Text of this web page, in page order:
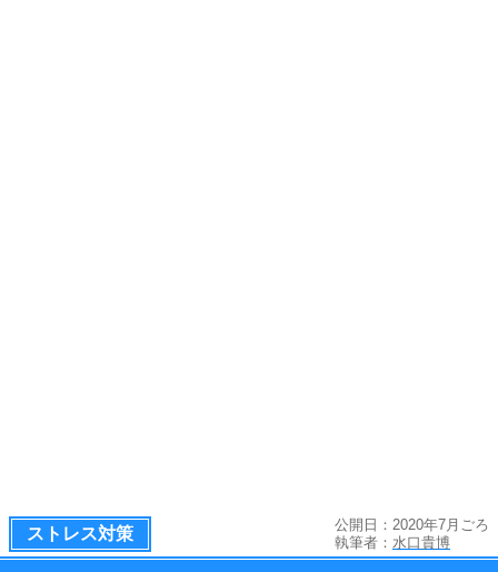
ストレス対策
公開日：2020年7月ごろ
執筆者： 水口貴博